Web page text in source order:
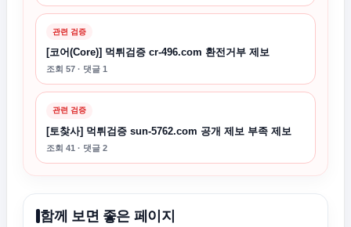
관련 검증
[코어(Core)] 먹튀검증 cr-496.com 환전거부 제보
조회 57 · 댓글 1
관련 검증
[토찾사] 먹튀검증 sun-5762.com 공개 제보 부족 제보
조회 41 · 댓글 2
함께 보면 좋은 페이지